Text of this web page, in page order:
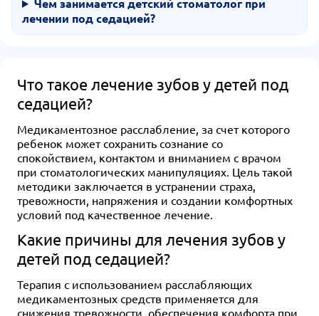
Чем занимается детский стоматолог при
лечении под седацией?
Что такое лечение зубов у детей под
седацией?
Медикаментозное расслабление, за счет которого
ребенок может сохранить сознание со
спокойствием, контактом и вниманием с врачом
при стоматологических манипуляциях. Цель такой
методики заключается в устранении страха,
тревожности, напряжения и создании комфортных
условий под качественное лечение.
Какие причины для лечения зубов у
детей под седацией?
Терапия с использованием расслабляющих
медикаментозных средств применяется для
снижения тревожности, обеспечения комфорта при